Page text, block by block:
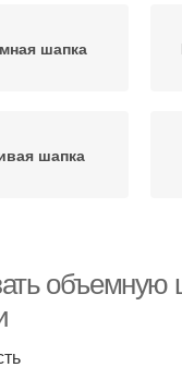
шапка
шапка
шапка